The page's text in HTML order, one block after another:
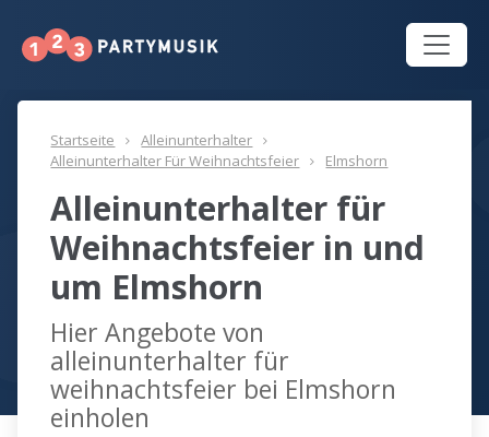
Startseite
Alleinunterhalter
Alleinunterhalter Für Weihnachtsfeier
Elmshorn
Alleinunterhalter für
Weihnachtsfeier in und
um Elmshorn
Hier Angebote von
alleinunterhalter für
weihnachtsfeier bei Elmshorn
einholen